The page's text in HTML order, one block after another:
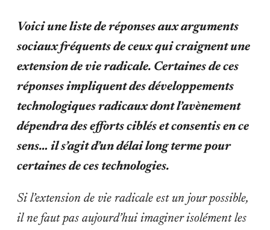
Voici une liste de réponses aux arguments
sociaux fréquents de ceux qui craignent une
extension de vie radicale. Certaines de ces
réponses impliquent des développements
technologiques radicaux dont l’avènement
dépendra des efforts ciblés et consentis en ce
sens… il s’agit d’un délai long terme pour
certaines de ces technologies.
Si l’extension de vie radicale est un jour possible,
il ne faut pas aujourd’hui imaginer isolément les